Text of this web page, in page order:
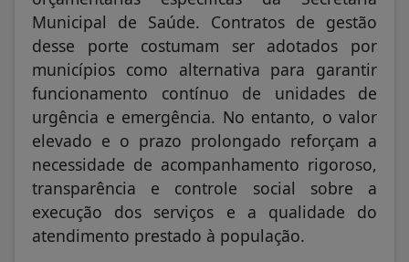
Municipal de Saúde. Contratos de gestão
desse porte costumam ser adotados por
municípios como alternativa para garantir
funcionamento contínuo de unidades de
urgência e emergência. No entanto, o valor
elevado e o prazo prolongado reforçam a
necessidade de acompanhamento rigoroso,
transparência e controle social sobre a
execução dos serviços e a qualidade do
atendimento prestado à população.